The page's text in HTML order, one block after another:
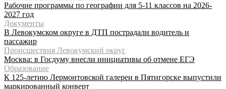
Рабочие программы по географии для 5-11 классов на 2026-
2027 год
Документы
В Левокумском округе в ДТП пострадали водитель и
пассажир
Происшествия Левокумский округ
Москва: в Госдуму внесли инициативы об отмене ЕГЭ
Образование
К 125-летию Лермонтовской галереи в Пятигорске выпустили
маркированный конверт